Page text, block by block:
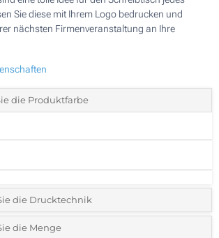
Sie diese mit Ihrem Logo bedrucken und
nächsten Firmenveranstaltung an Ihre
die Produktfarbe
die Drucktechnik
und Farbtechniken für Ihr Logo:
die Menge